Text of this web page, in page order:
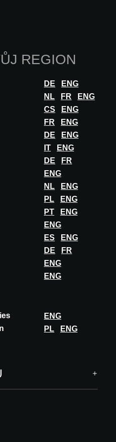
REGION
DE
ENG
NL FR
ENG
CS
ENG
FR
ENG
DE
ENG
IT
ENG
DE
FR
ENG
NL
ENG
PL
ENG
PT
ENG
ENG
ES
ENG
DE
FR
ENG
ENG
ENG
PL ENG
pro architekty,
odborníky se
zaregistrujte a pokračujte.
a akcí
PŘIHLÁSIT SE